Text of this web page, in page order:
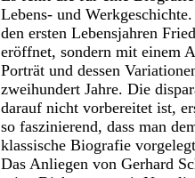
Lebens- und
den ersten Lebensjahren
eröffnet, sondern mit einem
Porträt und dessen
zweihundert Jahre. Die
darauf nicht vorbereitet ist,
so faszinierend, dass man
klassische Biografie
Das Anliegen von Gerhard